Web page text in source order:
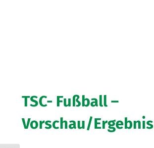
TSC- Fußball –
Vorschau/Ergebnis